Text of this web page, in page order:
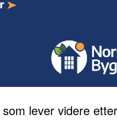
lever videre